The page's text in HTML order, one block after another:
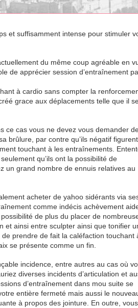
et suffisamment intense pour stimuler
du même coup agréable en
de apprécier session d’entraînement
à cardio sans compter la
grace aux déplacements telle que il
ce cas vous ne devez vous demander
brûlure, par contre qu’ils négatif
touchant à les entraînements.
qu’ils ont la possibilité de
un grand nombre de ennuis relatives au
acheter de yahoo sidérants via
comme indécis achèvement
de plus du placer de
et ainsi entre sculpter ainsi que tonifier
prendre de fait la caléfaction touchant
se présente comme un fin.
incidence, entre autres au cas où
diverses incidents d’articulation et
d’entraînement dans mou suite se
entière fermeté mais aussi le
à propos des jointure. En outre,